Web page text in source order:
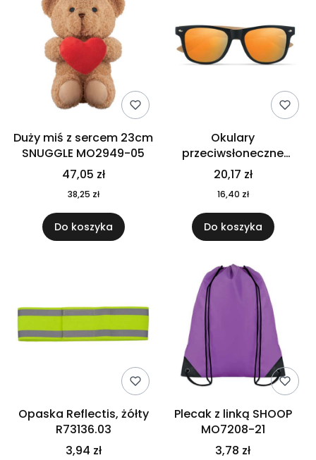
Duży miś z sercem 23cm
SNUGGLE MO2949-05
47,05 zł
38,25 zł
Do koszyka
Okulary
przeciwsłoneczne
CALIFORNIA TOUCH
MO9617-10
20,17 zł
16,40 zł
Do koszyka
Opaska Reflectis, żółty
R73136.03
3,94 zł
Plecak z linką SHOOP
MO7208-21
3,78 zł